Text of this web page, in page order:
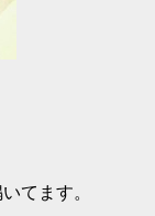
てます。